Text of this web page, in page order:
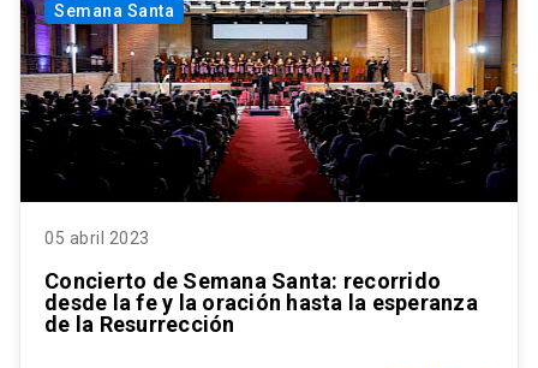
Semana Santa
05 abril 2023
Concierto de Semana Santa: recorrido
desde la fe y la oración hasta la esperanza
de la Resurrección